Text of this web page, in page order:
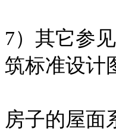
7）其它参
筑标准设计
房子的屋面